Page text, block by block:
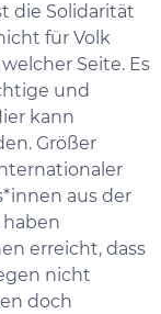
die Solidarität
für Volk
Seite. Es
und
kann
Größer
aus der
haben
erreicht, dass
nicht
doch